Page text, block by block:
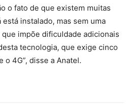
o fato de que existem muitas
instalado, mas sem uma
impõe dificuldade adicionais
tecnologia, que exige cinco
o 4G”, disse a Anatel.